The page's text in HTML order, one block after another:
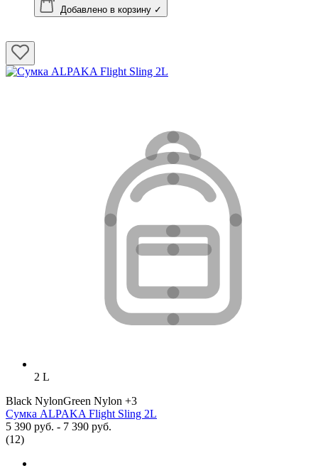
Добавлено в корзину ✓
2 L
Black NylonGreen Nylon +3
Сумка ALPAKA Flight Sling 2L
5 390 руб. - 7 390 руб.
(12)